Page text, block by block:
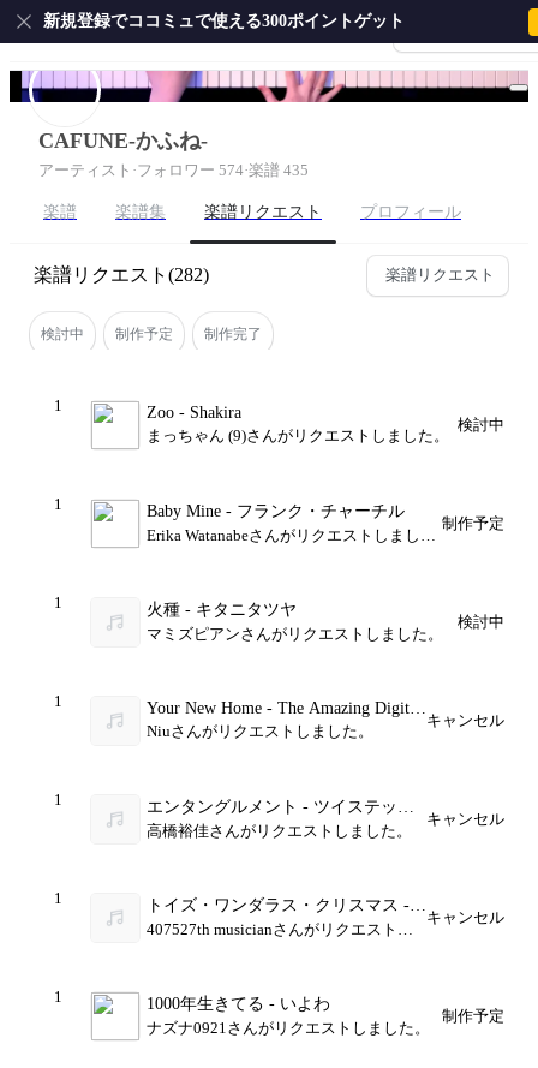
会員登録・ログイ
新規登録でココミュで使える300ポイントゲット
ホーム
ピアノ ギター サクソフォン ドラム
CAFUNE-かふね-
アーティスト ·フォロワー 574·楽譜 435
楽譜 楽譜集 楽譜リクエスト プロフィール
楽譜リクエスト (282) 楽譜リクエスト
検討中 制作予定 制作完了
1
Zoo - Shakira
まっちゃん (9)さんがリクエストしました。
検討中
1
Baby Mine - フランク・チャーチル
Erika Watanabeさんがリクエストしまし
制作予定
1
火種 - キタニタツヤ
マミズピアンさんがリクエストしました。
検討中
1
Your New Home - The Amazing Digital
Circus
Niuさんがリクエストしました。
キャンセル
1
エンタングルメント - ツイステッド
ワンダーランド
高橋裕佳さんがリクエストしました。
キャンセル
1
トイズ・ワンダラス・クリスマス -
ディズニー
407527th musicianさんがリクエストし
キャンセル
1
1000年生きてる - いよわ
ナズナ0921さんがリクエストしました。
制作予定